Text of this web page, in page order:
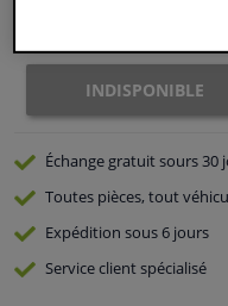
Atelier & outils
Camping-car, moto &
Capteurs & électronique
INDISPONIBLE
Échange gratuitsours 30
Toutes pièces, tout
Expédition sous 6 jours
Serviceclient spécialisé